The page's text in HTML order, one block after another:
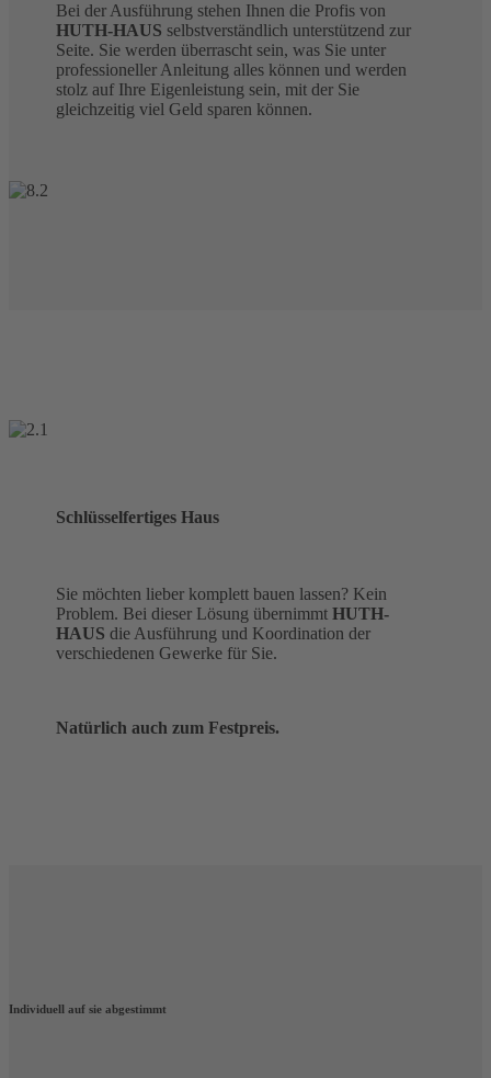
Bei der Ausführung stehen Ihnen die Profis von
HUTH-HAUS selbstverständlich unterstützend zur
Seite. Sie werden überrascht sein, was Sie unter
professioneller Anleitung alles können und werden
stolz auf Ihre Eigenleistung sein, mit der Sie
gleichzeitig viel Geld sparen können.
Schlüsselfertiges Haus
Sie möchten lieber komplett bauen lassen? Kein
Problem. Bei dieser Lösung übernimmtHUTH-
HAUS die Ausführung und Koordination der
verschiedenen Gewerke für Sie.
Natürlich auch zum Festpreis.
Individuell auf sie abgestimmt